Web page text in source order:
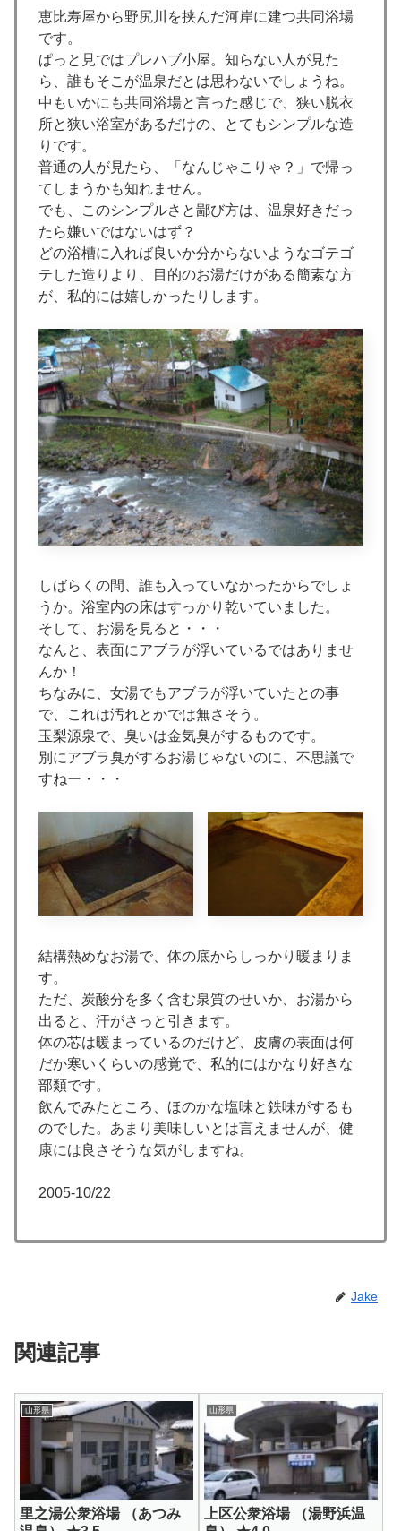
恵比寿屋から野尻川を挟んだ河岸に建つ共同浴場
です。
ぱっと見ではプレハブ小屋。知らない人が見た
ら、誰もそこが温泉だとは思わないでしょうね。
中もいかにも共同浴場と言った感じで、狭い脱衣
所と狭い浴室があるだけの、とてもシンプルな造
りです。
普通の人が見たら、「なんじゃこりゃ？」で帰っ
てしまうかも知れません。
でも、このシンプルさと鄙び方は、温泉好きだっ
たら嫌いではないはず？
どの浴槽に入れば良いか分からないようなゴテゴ
テした造りより、目的のお湯だけがある簡素な方
が、私的には嬉しかったりします。
しばらくの間、誰も入っていなかったからでしょ
うか。浴室内の床はすっかり乾いていました。
そして、お湯を見ると・・・
なんと、表面にアブラが浮いているではありませ
んか！
ちなみに、女湯でもアブラが浮いていたとの事
で、これは汚れとかでは無さそう。
玉梨源泉で、臭いは金気臭がするものです。
別にアブラ臭がするお湯じゃないのに、不思議で
すねー・・・
結構熱めなお湯で、体の底からしっかり暖まりま
す。
ただ、炭酸分を多く含む泉質のせいか、お湯から
出ると、汗がさっと引きます。
体の芯は暖まっているのだけど、皮膚の表面は何
だか寒いくらいの感覚で、私的にはかなり好きな
部類です。
飲んでみたところ、ほのかな塩味と鉄味がするも
のでした。あまり美味しいとは言えませんが、健
康には良さそうな気がしますね。
2005-10/22
Jake
関連記事
山形県
里之湯公衆浴場 （あつみ
山形県
上区公衆浴場 （湯野浜温